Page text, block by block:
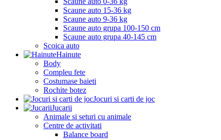
Scaune auto 15-36 kg
Scaune auto 9-36 kg
Scaune auto grupa 100-150 cm
Scaune auto grupa 40-145 cm
Scoica auto
Hainute
Body
Compleu fete
Costumase baieti
Rochite botez
Jocuri si carti de joc
Jucarii
Animale si seturi cu animale
Centre de activitati
Balance board